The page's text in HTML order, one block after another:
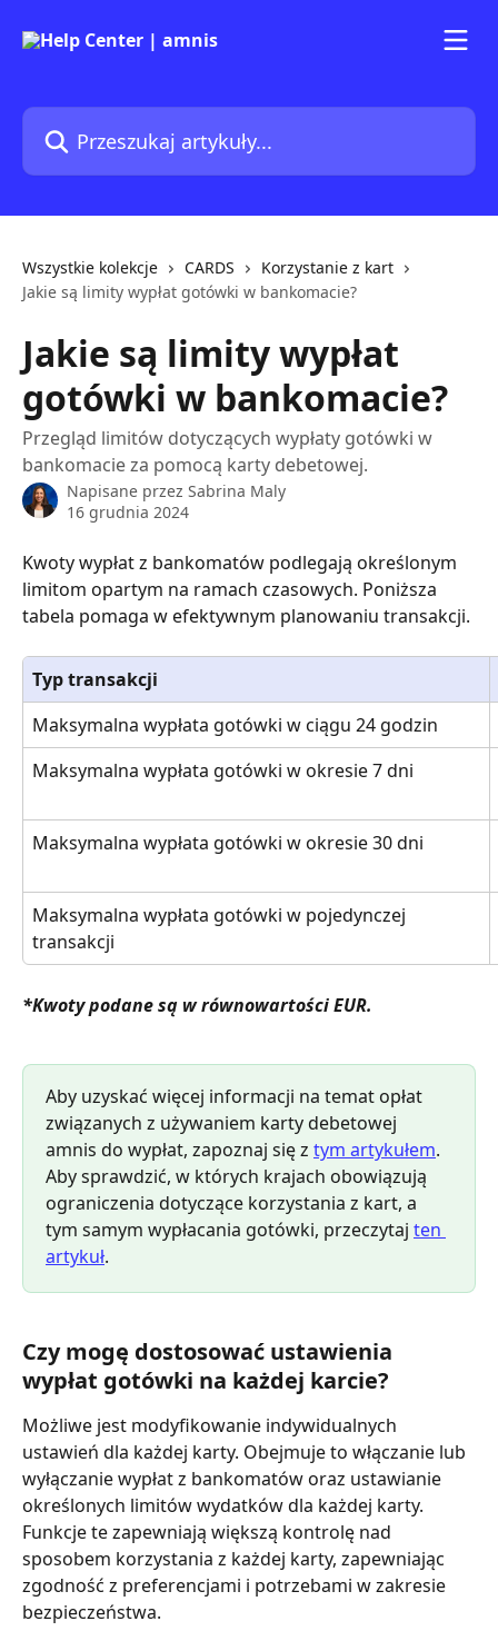
Przeszukaj artykuły...
Wszystkie kolekcje CARDS
Korzystanie z kart
Jakie są limity wypłat gotówki w bankomacie?
Jakie są limity wypłat
gotówki w bankomacie?
Przegląd limitów dotyczących wypłaty gotówki w
bankomacie za pomocą karty debetowej.
Napisane przez Sabrina Maly
16 grudnia 2024
Kwoty wypłat z bankomatów podlegają określonym
limitom opartym na ramach czasowych. Poniższa
tabela pomaga w efektywnym planowaniu transakcji.
Typ transakcji
Maksymalna wypłata gotówki w ciągu 24 godzin
Maksymalna wypłata gotówki w okresie 7 dni
Maksymalna wypłata gotówki w okresie 30 dni
Maksymalna wypłata gotówki w pojedynczej
transakcji
*Kwoty podane są w równowartości EUR.
Aby uzyskać więcej informacji na temat opłat
związanych z używaniem karty debetowej
amnis do wypłat, zapoznaj się z tym artykułem.
Aby sprawdzić, w których krajach obowiązują
ograniczenia dotyczące korzystania z kart, a
tym samym wypłacania gotówki, przeczytaj ten
artykuł.
Czy mogę dostosować ustawienia
wypłat gotówki na każdej karcie?
Możliwe jest modyfikowanie indywidualnych
ustawień dla każdej karty. Obejmuje to włączanie lub
wyłączanie wypłat z bankomatów oraz ustawianie
określonych limitów wydatków dla każdej karty.
Funkcje te zapewniają większą kontrolę nad
sposobem korzystania z każdej karty, zapewniając
zgodność z preferencjami i potrzebami w zakresie
bezpieczeństwa.